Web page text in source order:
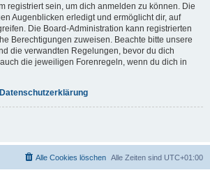
registriert sein, um dich anmelden zu können. Die
Augenblicken erledigt und ermöglicht dir, auf
Die Board-Administration kann registrierten
Berechtigungen zuweisen. Beachte bitte unsere
die verwandten Regelungen, bevor du dich
die jeweiligen Forenregeln, wenn du dich in
Datenschutzerklärung
Alle Zeiten sind UTC+01:00
Alle Cookies löschen